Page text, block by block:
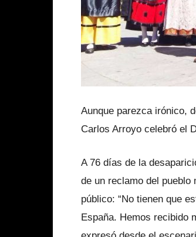
Aunque parezca irónico,
Carlos Arroyo celebró el
A 76 días de la
de un reclamo del pueblo
público: “No tienen que
España. Hemos recibido